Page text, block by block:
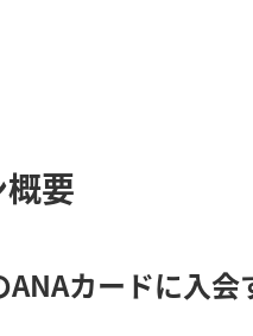
要
カードに入会